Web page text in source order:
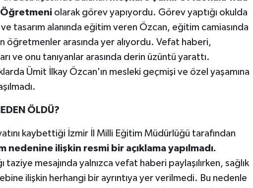
Öğretmeniolarak görev yapıyordu. Görev yaptığı okulda
tasarım alanında eğitim veren Özcan, eğitim camiasında
öğretmenler arasında yer alıyordu. Vefat haberi,
ve onu tanıyanlar arasında derin üzüntü yarattı.
Ümit İlkay Özcan'ın mesleki geçmişi ve özel yaşamına
ÖLDÜ?
kaybettiği İzmir İl Milli Eğitim Müdürlüğü tarafından
nedenine ilişkin resmi bir açıklama yapılmadı.
taziye mesajında yalnızca vefat haberi paylaşılırken, sağlık
ilişkin herhangi bir ayrıntıya yer verilmedi. Bu nedenle